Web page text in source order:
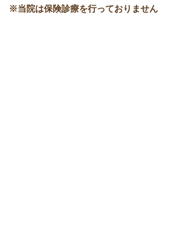
※当院は保険診療を行っておりません